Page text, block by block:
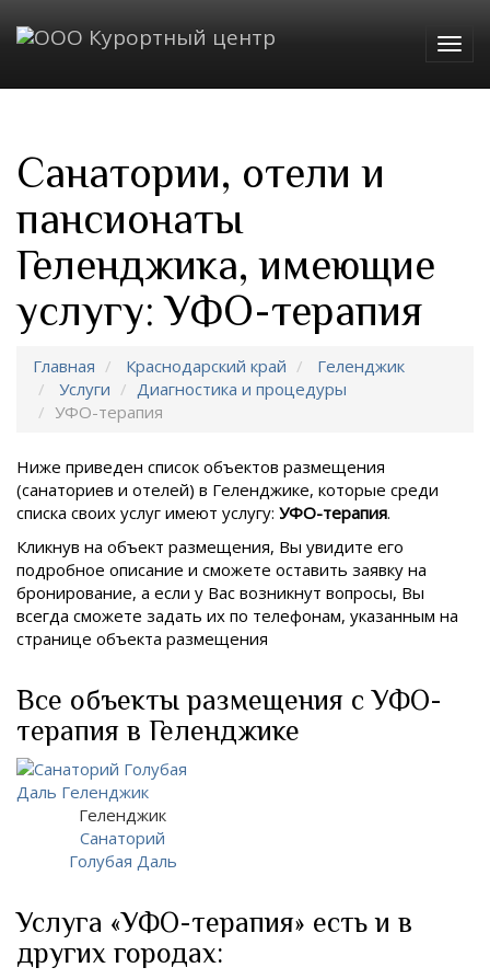
Санатории, отели и
пансионаты
Геленджика, имеющие
услугу: УФО-терапия
Главная Краснодарский край
Геленджик
Услуги
Диагностика и процедуры
УФО-терапия
Ниже приведен список объектов размещения
(санаториев и отелей) в Геленджике, которые среди
списка своих услуг имеют услугу: УФО-терапия.
Кликнув на объект размещения, Вы увидите его
подробное описание и сможете оставить заявку на
бронирование, а если у Вас возникнут вопросы, Вы
всегда сможете задать их по телефонам, указанным на
странице объекта размещения
Все объекты размещения с УФО-
терапия в Геленджике
Геленджик
Санаторий
Голубая Даль
Услуга «УФО-терапия» есть и в
других городах: